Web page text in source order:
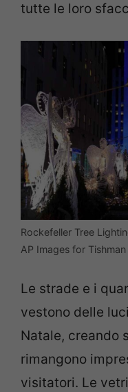
tutte le loro
Rockefeller Tree
AP Images for
Le strade e i
vestono delle
Natale, creando
rimangono
visitatori. Le